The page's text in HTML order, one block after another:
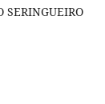
SERINGUEIRO